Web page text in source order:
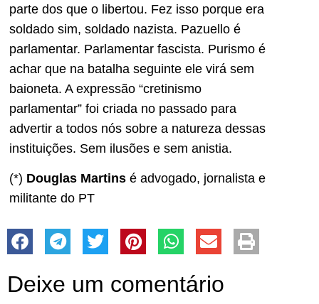
parte dos que o libertou. Fez isso porque era
soldado sim, soldado nazista. Pazuello é
parlamentar. Parlamentar fascista. Purismo é
achar que na batalha seguinte ele virá sem
baioneta. A expressão “cretinismo
parlamentar” foi criada no passado para
advertir a todos nós sobre a natureza dessas
instituições. Sem ilusões e sem anistia.
(*) Douglas Martins é advogado, jornalista e
militante do PT
Deixe um comentário